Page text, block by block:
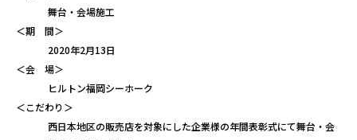
舞台・会場施工
＜期 間＞
2020年2月13日
＜会 場＞
ヒルトン福岡シーホーク
＜こだわり＞
西日本地区の販売店を対象にした企業様の年間表彰式にて舞台・会